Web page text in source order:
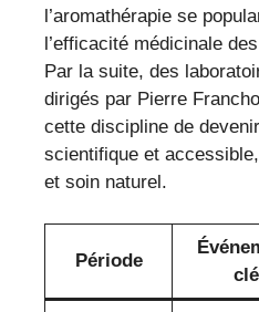
l’aromathérapie se
l’efficacité médicinale
Par la suite, des
dirigés par Pierre
cette discipline de
scientifique et
et soin naturel.
Période
clé